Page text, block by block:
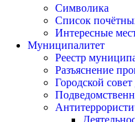
Символика
Список
Интересные
Муниципалитет
Реестр
Разъяснение
Городской совет